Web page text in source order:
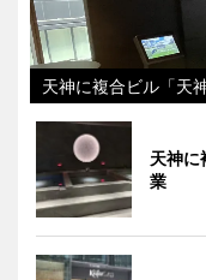
天神に複合ビル「天
天神に
業